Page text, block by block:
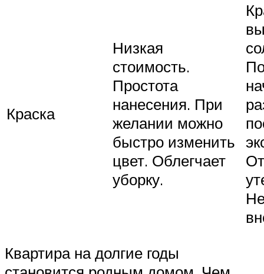
Краска
Низкая
стоимость.
Простота
нанесения. При
желании можно
быстро изменить
цвет. Облегчает
уборку.
Квартира на долгие годы